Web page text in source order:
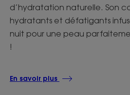
d’hydratation naturelle. Son
hydratants et défatigants
nuit pour une peau
!
En savoir plus